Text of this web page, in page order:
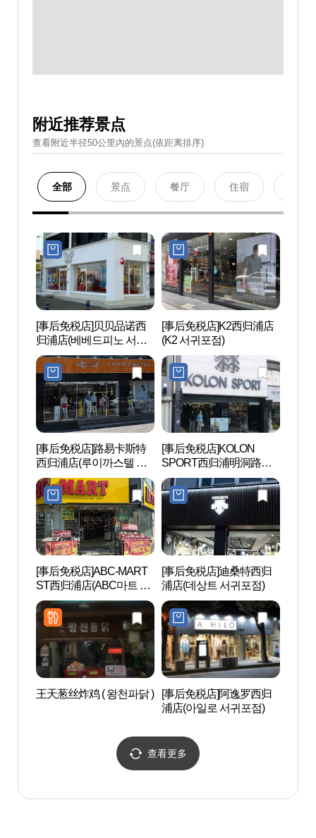
附近推荐景点
查看附近半径50公里內的景点(依距离排序)
全部 景点 餐厅 住宿
[事后免税店]贝贝品诺西
归浦店(베베드피노 서귀
포점)
[事后免税店]K2西归浦店
(K2 서귀포점)
[事后免税店]路易卡斯特
西归浦店(루이까스텔 서
귀포점)
[事后免税店]KOLON
SPORT西归浦明洞路店
(코오롱스포츠 서귀포명
동로점)
[事后免税店]ABC-MART
ST西归浦店(ABC마트 ST
서귀포점)
[事后免税店]迪桑特西归
浦店(데상트 서귀포점)
王天葱丝炸鸡 ( 왕천파닭 )
[事后免税店]阿逸罗西归
浦店(아일로 서귀포점)
查看更多